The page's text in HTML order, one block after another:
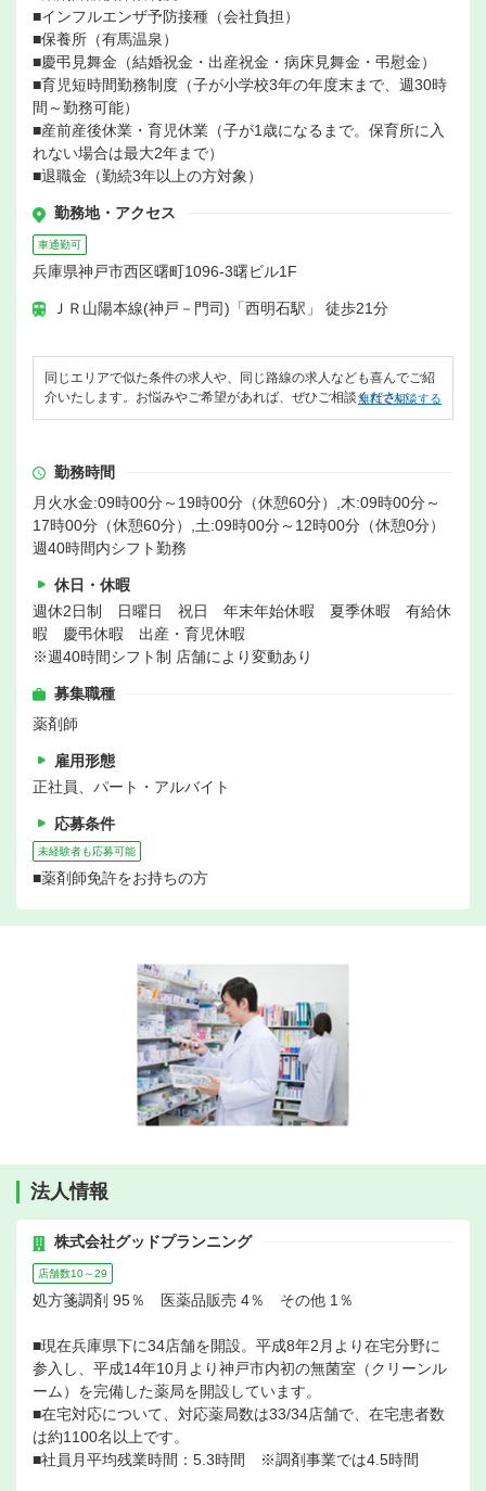
■インフルエンザ予防接種（会社負担）
■保養所（有馬温泉）
■慶弔見舞金（結婚祝金・出産祝金・病床見舞金・弔慰金）
■育児短時間勤務制度（子が小学校3年の年度末まで、週30時
間～勤務可能）
■産前産後休業・育児休業（子が1歳になるまで。保育所に入
れない場合は最大2年まで）
■退職金（勤続3年以上の方対象）
勤務地・アクセス
車通勤可
兵庫県神戸市西区曙町1096-3曙ビル1F
ＪＲ山陽本線(神戸－門司)「西明石駅」 徒歩21分
同じエリアで似た条件の求人や、同じ路線の求人なども喜んでご紹
介いたします。お悩みやご希望があれば、ぜひご相談ください。
無料で相談する
勤務時間
月火水金:09時00分～19時00分（休憩60分）,木:09時00分～
17時00分（休憩60分）,土:09時00分～12時00分（休憩0分）
週40時間内シフト勤務
休日・休暇
週休2日制 日曜日 祝日 年末年始休暇 夏季休暇 有給休
暇 慶弔休暇 出産・育児休暇
※週40時間シフト制 店舗により変動あり
募集職種
薬剤師
雇用形態
正社員、パート・アルバイト
応募条件
未経験者も応募可能
■薬剤師免許をお持ちの方
法人情報
株式会社グッドプランニング
店舗数10～29
処方箋調剤 95％ 医薬品販売 4％ その他 1％
■現在兵庫県下に34店舗を開設。平成8年2月より在宅分野に
参入し、平成14年10月より神戸市内初の無菌室（クリーンル
ーム）を完備した薬局を開設しています。
■在宅対応について、対応薬局数は33/34店舗で、在宅患者数
は約1100名以上です。
■社員月平均残業時間：5.3時間 ※調剤事業では4.5時間